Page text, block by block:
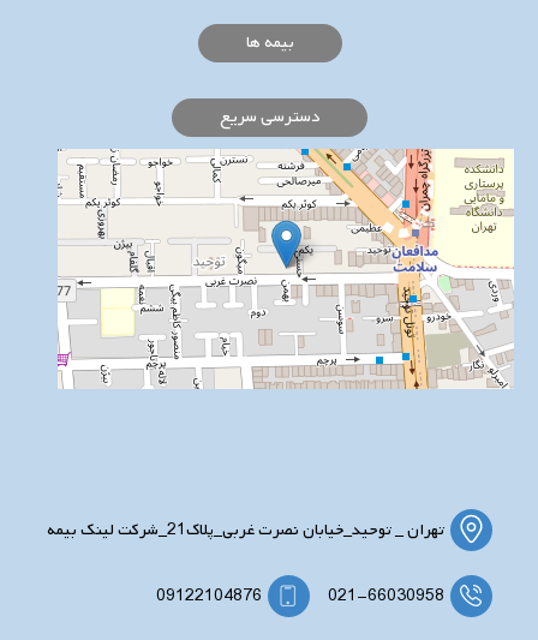
بیمه ها
دسترسی سریع
تهران _ توحید_خیابان نصرت غربی_پلاک21_شرکت لینک بیمه
021-66030958
09122104876